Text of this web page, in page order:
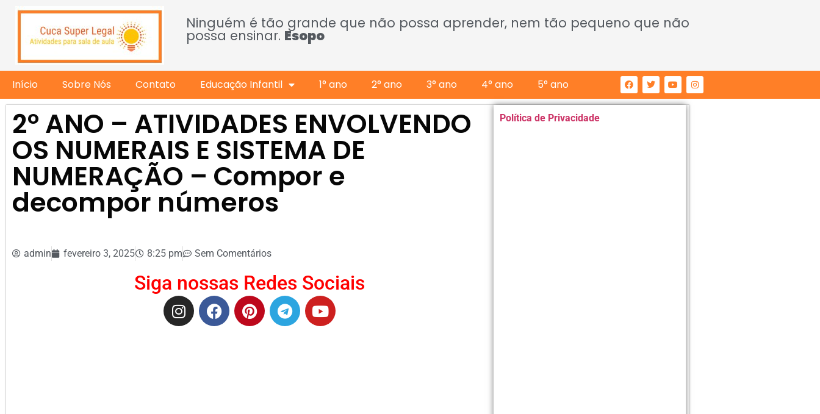
Ninguém é tão grande que não possa aprender, nem tão pequeno que não
possa ensinar. Esopo
Início Sobre Nós Contato Educação Infantil 1° ano 2° ano 3° ano 4° ano 5° ano
2º ANO – ATIVIDADES ENVOLVENDO
OS NUMERAIS E SISTEMA DE
NUMERAÇÃO – Compor e
decompor números
admin fevereiro 3, 2025 8:25 pm Sem Comentários
Siga nossas Redes Sociais
Política de Privacidade